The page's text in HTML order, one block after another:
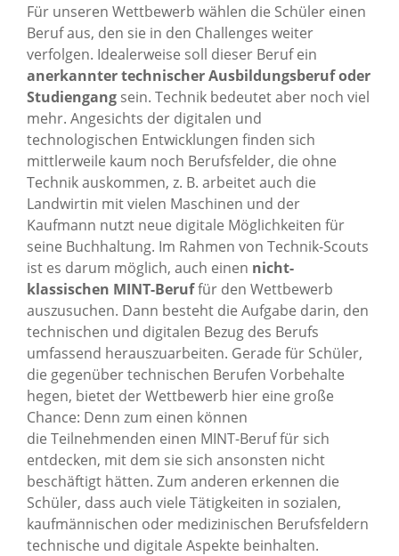
Für unseren Wettbewerb wählen die Schüler einen
Beruf aus, den sie in den Challenges weiter
verfolgen. Idealerweise soll dieser Beruf ein
anerkannter technischer Ausbildungsberuf oder
Studiengang sein. Technik bedeutet aber noch viel
mehr. Angesichts der digitalen und
technologischen Entwicklungen finden sich
mittlerweile kaum noch Berufsfelder, die ohne
Technik auskommen, z. B. arbeitet auch die
Landwirtin mit vielen Maschinen und der
Kaufmann nutzt neue digitale Möglichkeiten für
seine Buchhaltung. Im Rahmen von Technik-Scouts
ist es darum möglich, auch einen nicht-
klassischen MINT-Beruffür den Wettbewerb
auszusuchen. Dann besteht die Aufgabe darin, den
technischen und digitalen Bezug des Berufs
umfassend herauszuarbeiten. Gerade für Schüler,
die gegenüber technischen Berufen Vorbehalte
hegen, bietet der Wettbewerb hier eine große
Chance: Denn zum einen können
die Teilnehmenden einen MINT-Beruf für sich
entdecken, mit dem sie sich ansonsten nicht
beschäftigt hätten. Zum anderen erkennen die
Schüler, dass auch viele Tätigkeiten in sozialen,
kaufmännischen oder medizinischen Berufsfeldern
technische und digitale Aspekte beinhalten.